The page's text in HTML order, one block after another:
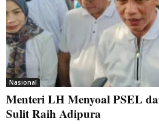
Nasional
Menteri LH Menyoal PSEL
Sulit Raih Adipura